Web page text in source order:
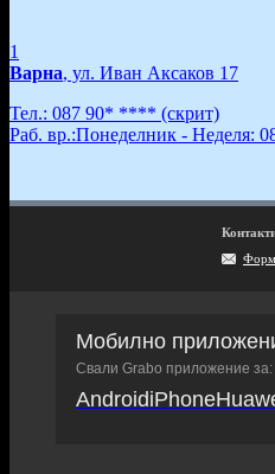
1
Варна, ул. Иван Аксаков 17
Тел.: 087 90* **** (скрит)
Раб. вр.:Понеделник - Неделя:
Мобилно
Свали Grabo приложение за:
AndroidiPhone